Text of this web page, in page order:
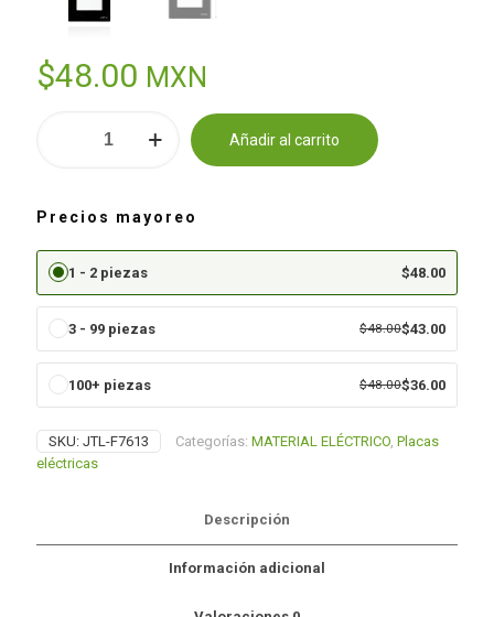
$48.00 MXN
(JTL-
cantidad
Añadir al carrito
Alternative:
Precios mayoreo
1 - 2 piezas $48.00
3 - 99 piezas $48.00$43.00
100+ piezas $48.00$36.00
SKU: JTL-F7613 Categorías: MATERIAL ELÉCTRICO Placas
eléctricas
Descripción
Información adicional